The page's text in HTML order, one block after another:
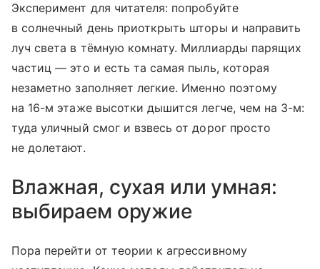
Эксперимент для читателя: попробуйте
в солнечный день приоткрыть шторы и направить
луч света в тёмную комнату. Миллиарды парящих
частиц — это и есть та самая пыль, которая
незаметно заполняет легкие. Именно поэтому
на 16-м этаже высотки дышится легче, чем на 3-м:
туда уличный смог и взвесь от дорог просто
не долетают.
Влажная, сухая или умная:
выбираем оружие
Пора перейти от теории к агрессивному